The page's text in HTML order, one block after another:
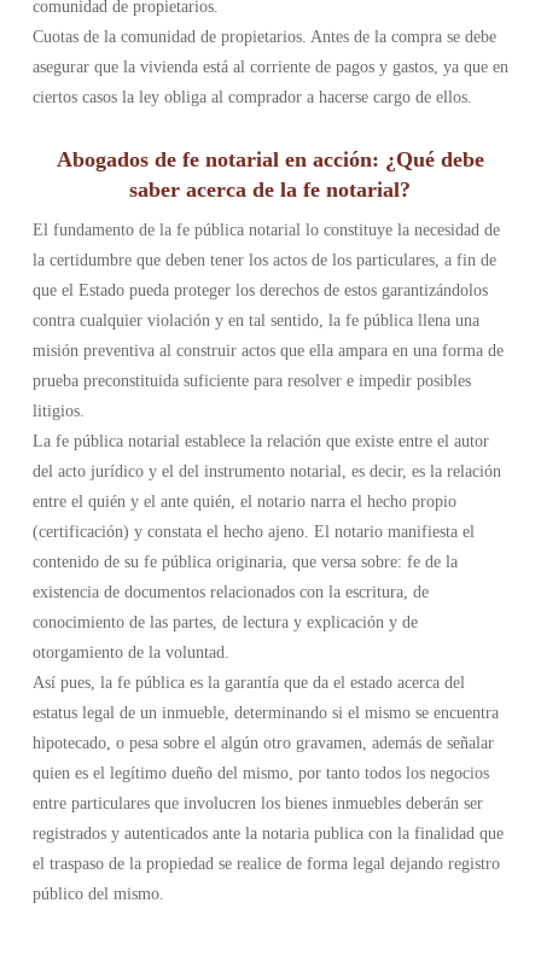
comunidad de propietarios.
Cuotas de la comunidad de propietarios. Antes de la compra se debe
asegurar que la vivienda está al corriente de pagos y gastos, ya que en
ciertos casos la ley obliga al comprador a hacerse cargo de ellos.
Abogados de fe notarial en acción: ¿Qué debe
saber acerca de la fe notarial?
El fundamento de la fe pública notarial lo constituye la necesidad de
la certidumbre que deben tener los actos de los particulares, a fin de
que el Estado pueda proteger los derechos de estos garantizándolos
contra cualquier violación y en tal sentido, la fe pública llena una
misión preventiva al construir actos que ella ampara en una forma de
prueba preconstituida suficiente para resolver e impedir posibles
litigios.
La fe pública notarial establece la relación que existe entre el autor
del acto jurídico y el del instrumento notarial, es decir, es la relación
entre el quién y el ante quién, el notario narra el hecho propio
(certificación) y constata el hecho ajeno. El notario manifiesta el
contenido de su fe pública originaria, que versa sobre: fe de la
existencia de documentos relacionados con la escritura, de
conocimiento de las partes, de lectura y explicación y de
otorgamiento de la voluntad.
Así pues, la fe pública es la garantía que da el estado acerca del
estatus legal de un inmueble, determinando si el mismo se encuentra
hipotecado, o pesa sobre el algún otro gravamen, además de señalar
quien es el legítimo dueño del mismo, por tanto todos los negocios
entre particulares que involucren los bienes inmuebles deberán ser
registrados y autenticados ante la notaria publica con la finalidad que
el traspaso de la propiedad se realice de forma legal dejando registro
público del mismo.